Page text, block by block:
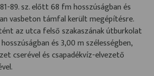
89. sz. előtt 68 fm hosszúságban és
vasbeton támfal került megépítésre.
az utca felső szakaszának útburkolat
és 3,00 m szélességben,
cserével és csapadékvíz-elvezető